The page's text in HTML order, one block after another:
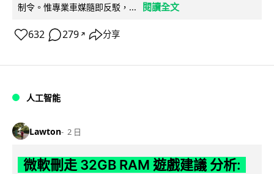
制令。惟專業車媒隨即反駁，...
閱讀全文
632 279 ↗ 分享
人工智能
Lawton 2 日
微軟刪走 32GB RAM 遊戲建議 分析: